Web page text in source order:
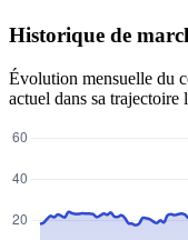
Historique de
Évolution mensuelle du
actuel dans sa trajectoire